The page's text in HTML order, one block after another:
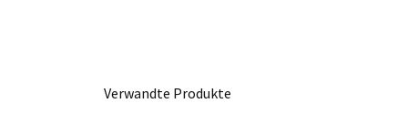
Verwandte Produkte